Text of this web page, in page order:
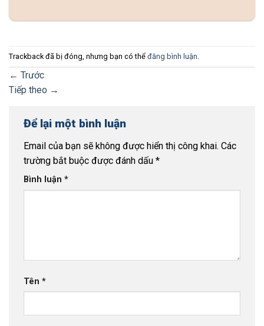
Trackback đã bị đóng, nhưng bạn có thể đăng bình luận
← Trước
Tiếp theo →
Để lại một bình luận
Email của bạn sẽ không được hiển thị công khai. Các
trường bắt buộc được đánh dấu *
Bình luận *
Tên *